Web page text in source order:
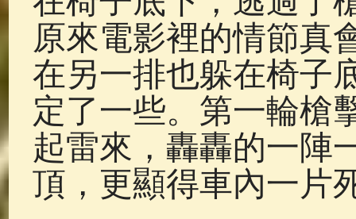
原來電影裡的情節真
在另一排也躲在椅子
定了一些。第一輪槍
起雷來，轟轟的一陣
頂，更顯得車內一片